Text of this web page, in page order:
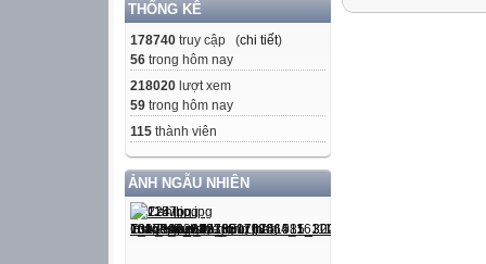
THỐNG KÊ
178740 truy cập (chi tiết)
56 trong hôm nay
218020 lượt xem
59 trong hôm nay
115 thành viên
ẢNH NGẪU NHIÊN